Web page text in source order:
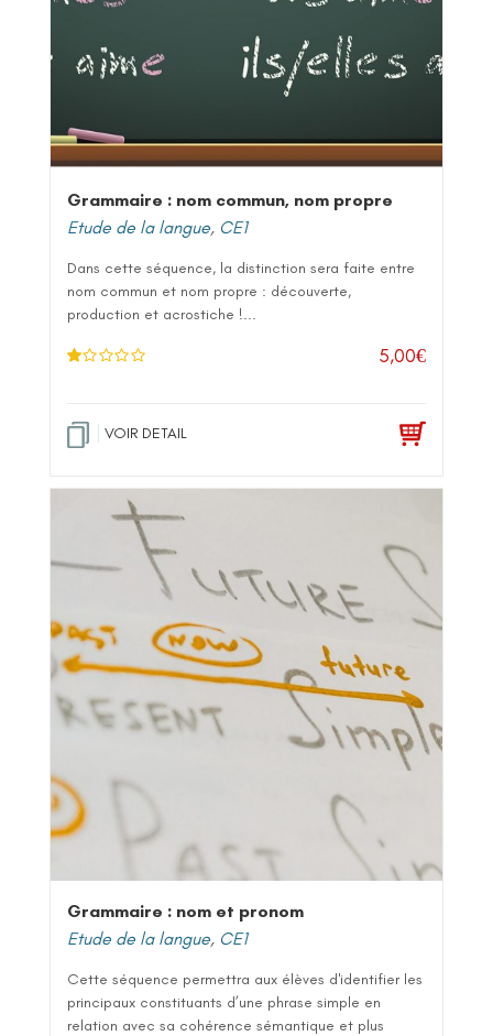
Grammaire : nom commun, nom propre
Etude de la langue, CE1
Dans cette séquence, la distinction sera faite entre
nom commun et nom propre : découverte,
production et acrostiche !...
.0
5,00€
VOIR DETAIL
Grammaire : nom et pronom
Etude de la langue, CE1
Cette séquence permettra aux élèves d'identifier les
principaux constituants d’une phrase simple en
relation avec sa cohérence sémantique et plus